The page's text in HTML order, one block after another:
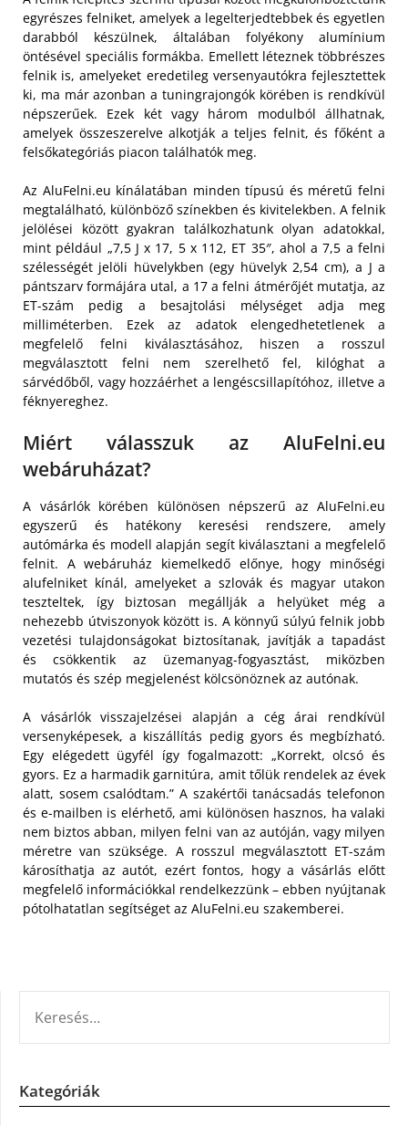
egyrészes felniket, amelyek a legelterjedtebbek és egyetlen
darabból készülnek, általában folyékony alumínium
öntésével speciális formákba. Emellett léteznek többrészes
felnik is, amelyeket eredetileg versenyautókra fejlesztettek
ki, ma már azonban a tuningrajongók körében is rendkívül
népszerűek. Ezek két vagy három modulból állhatnak,
amelyek összeszerelve alkotják a teljes felnit, és főként a
felsőkategóriás piacon találhatók meg.
Az AluFelni.eu kínálatában minden típusú és méretű felni
megtalálható, különböző színekben és kivitelekben. A felnik
jelölései között gyakran találkozhatunk olyan adatokkal,
mint például „7,5 J x 17, 5 x 112, ET 35″, ahol a 7,5 a felni
szélességét jelöli hüvelykben (egy hüvelyk 2,54 cm), a J a
pántszarv formájára utal, a 17 a felni átmérőjét mutatja, az
ET-szám pedig a besajtolási mélységet adja meg
milliméterben. Ezek az adatok elengedhetetlenek a
megfelelő felni kiválasztásához, hiszen a rosszul
megválasztott felni nem szerelhető fel, kilóghat a
sárvédőből, vagy hozzáérhet a lengéscsillapítóhoz, illetve a
féknyereghez.
Miért válasszuk az AluFelni.eu
webáruházat?
A vásárlók körében különösen népszerű az AluFelni.eu
egyszerű és hatékony keresési rendszere, amely
autómárka és modell alapján segít kiválasztani a megfelelő
felnit. A webáruház kiemelkedő előnye, hogy minőségi
alufelniket kínál, amelyeket a szlovák és magyar utakon
teszteltek, így biztosan megállják a helyüket még a
nehezebb útviszonyok között is. A könnyű súlyú felnik jobb
vezetési tulajdonságokat biztosítanak, javítják a tapadást
és csökkentik az üzemanyag-fogyasztást, miközben
mutatós és szép megjelenést kölcsönöznek az autónak.
A vásárlók visszajelzései alapján a cég árai rendkívül
versenyképesek, a kiszállítás pedig gyors és megbízható.
Egy elégedett ügyfél így fogalmazott: „Korrekt, olcsó és
gyors. Ez a harmadik garnitúra, amit tőlük rendelek az évek
alatt, sosem csalódtam.” A szakértői tanácsadás telefonon
és e-mailben is elérhető, ami különösen hasznos, ha valaki
nem biztos abban, milyen felni van az autóján, vagy milyen
méretre van szüksége. A rosszul megválasztott ET-szám
károsíthatja az autót, ezért fontos, hogy a vásárlás előtt
megfelelő információkkal rendelkezzünk – ebben nyújtanak
pótolhatatlan segítséget az AluFelni.eu szakemberei.
Kategóriák